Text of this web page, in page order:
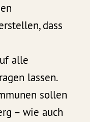
dass
alle
lassen.
sollen
– wie auch